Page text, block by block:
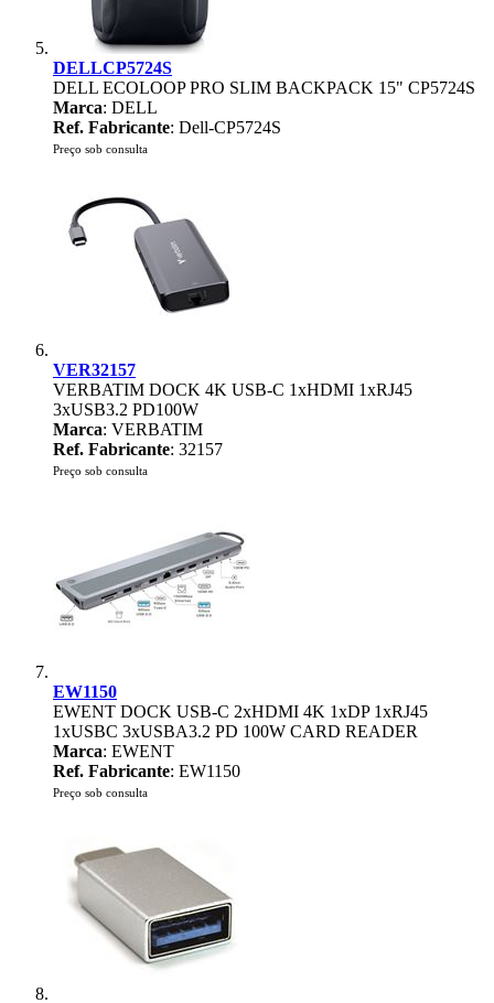
DELLCP5724S
DELL ECOLOOP PRO SLIM BACKPACK 15" CP5724S
Marca: DELL
Ref. Fabricante: Dell-CP5724S
Preço sob consulta
VER32157
VERBATIM DOCK 4K USB-C 1xHDMI 1xRJ45
3xUSB3.2 PD100W
Marca: VERBATIM
Ref. Fabricante: 32157
Preço sob consulta
EW1150
EWENT DOCK USB-C 2xHDMI 4K 1xDP 1xRJ45
1xUSBC 3xUSBA3.2 PD 100W CARD READER
Marca: EWENT
Ref. Fabricante: EW1150
Preço sob consulta